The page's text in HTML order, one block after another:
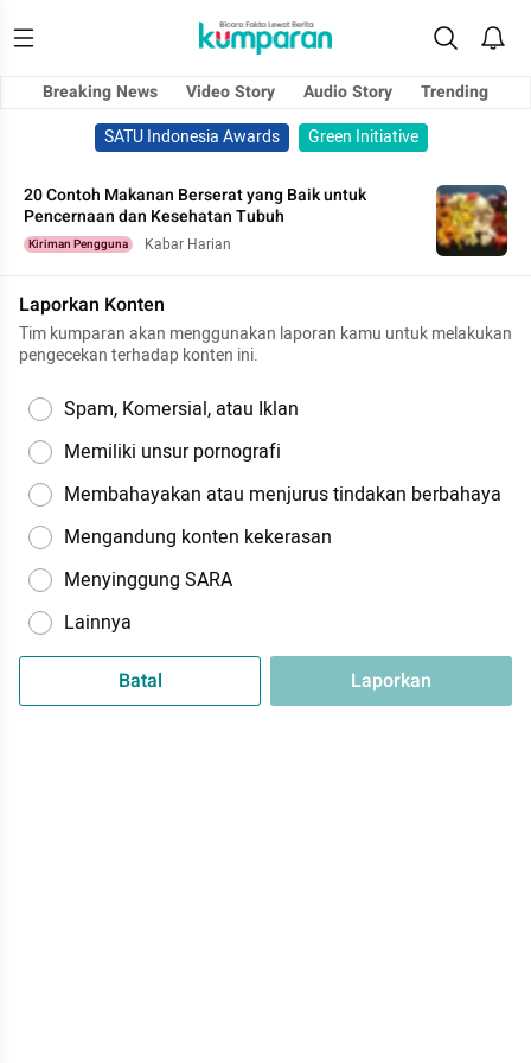
Breaking News Video Story Audio Story
Trending
SATU Indonesia Awards
Green Initiative
20 Contoh Makanan Berserat yang Baik untuk
Pencernaan dan Kesehatan Tubuh
Kiriman Pengguna Kabar Harian
Laporkan Konten
Tim kumparan akan menggunakan laporan kamu untuk melakukan
pengecekan terhadap konten ini.
Spam, Komersial, atau Iklan
Memiliki unsur pornografi
Membahayakan atau menjurus tindakan berbahaya
Mengandung konten kekerasan
Menyinggung SARA
Lainnya
Batal Laporkan